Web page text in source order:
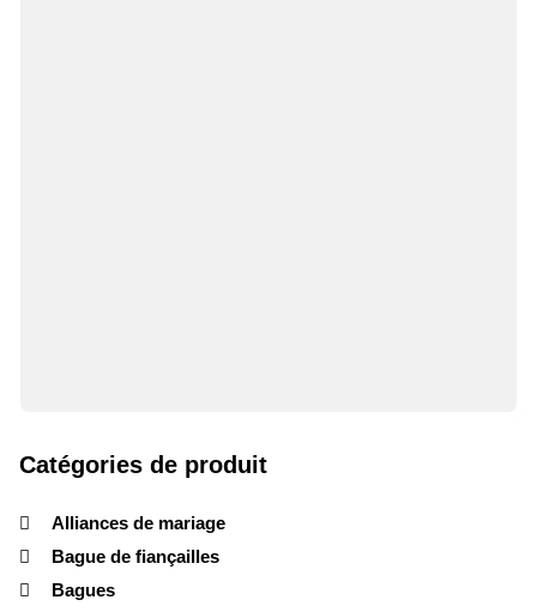
Catégories de produit
Alliances de mariage
Bague de fiançailles
Bagues